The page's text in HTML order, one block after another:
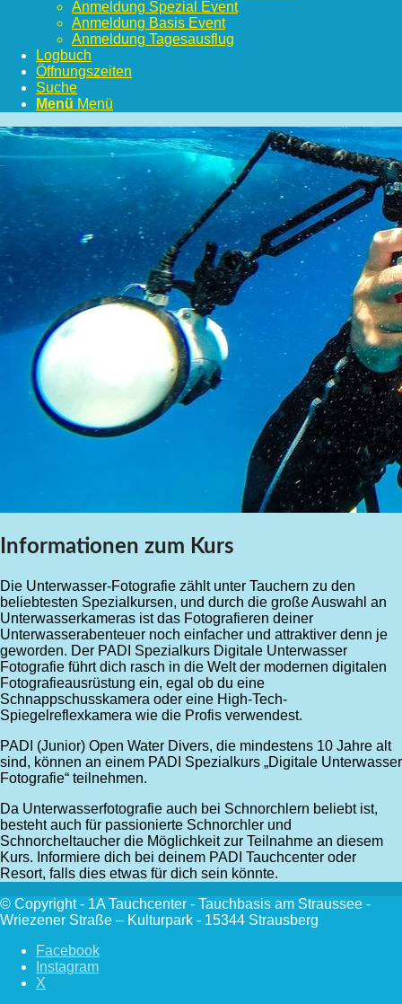
Anmeldung Spezial Event
Anmeldung Basis Event
Anmeldung Tagesausflug
Logbuch
Öffnungszeiten
Suche
Menü Menü
Informationen zum Kurs
Die Unterwasser-Fotografie zählt unter Tauchern zu den
beliebtesten Spezialkursen, und durch die große Auswahl an
Unterwasserkameras ist das Fotografieren deiner
Unterwasserabenteuer noch einfacher und attraktiver denn je
geworden. Der PADI Spezialkurs Digitale Unterwasser
Fotografie führt dich rasch in die Welt der modernen digitalen
Fotografieausrüstung ein, egal ob du eine
Schnappschusskamera oder eine High-Tech-
Spiegelreflexkamera wie die Profis verwendest.
PADI (Junior) Open Water Divers, die mindestens 10 Jahre alt
sind, können an einem PADI Spezialkurs „Digitale Unterwasser
Fotografie“ teilnehmen.
Da Unterwasserfotografie auch bei Schnorchlern beliebt ist,
besteht auch für passionierte Schnorchler und
Schnorcheltaucher die Möglichkeit zur Teilnahme an diesem
Kurs. Informiere dich bei deinem PADI Tauchcenter oder
Resort, falls dies etwas für dich sein könnte.
© Copyright - 1A Tauchcenter - Tauchbasis am Straussee -
Wriezener Straße – Kulturpark - 15344 Strausberg
Facebook
Instagram
X